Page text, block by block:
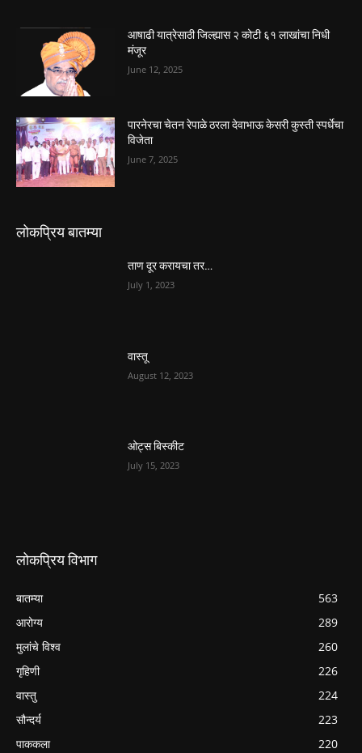
आषाढी यात्रेसाठी जिल्ह्यास २ कोटी ६१ लाखांचा निधी
मंजूर
June 12, 2025
पारनेरचा चेतन रेपाळे ठरला देवाभाऊ केसरी कुस्ती स्पर्धेचा
विजेता
June 7, 2025
लोकप्रिय बातम्या
ताण दूर करायचा तर…
July 1, 2023
वास्तू
August 12, 2023
ओट्स बिस्कीट
July 15, 2023
लोकप्रिय विभाग
बातम्या
563
आरोग्य
289
मुलांचे विश्व
260
गृहिणी
226
वास्तु
224
सौन्दर्य
223
पाककला
220